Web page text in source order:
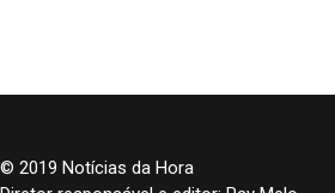
© 2019 Notícias da Hora